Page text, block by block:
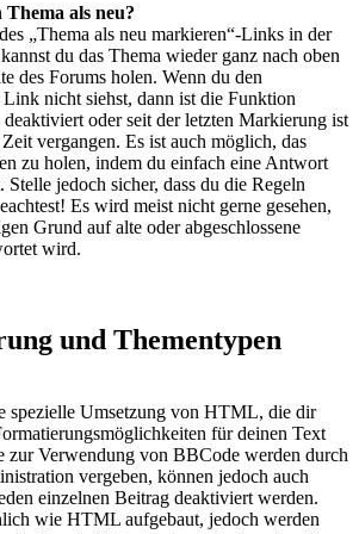
als neu?
„Thema als neu markieren“-Links in der
du das Thema wieder ganz nach oben
des Forums holen. Wenn du den
Link nicht siehst, dann ist die Funktion
oder seit der letzten Markierung ist
vergangen. Es ist auch möglich, das
zu holen, indem du einfach eine Antwort
Stelle jedoch sicher, dass du die Regeln
Es wird meist nicht gerne gesehen,
Grund auf alte oder abgeschlossene
wird.
und Thementypen
spezielle Umsetzung von HTML, die dir
für deinen Text
zur Verwendung von BBCode werden durch
vergeben, können jedoch auch
einzelnen Beitrag deaktiviert werden.
wie HTML aufgebaut, jedoch werden